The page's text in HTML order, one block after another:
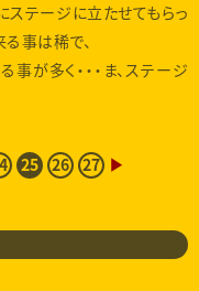
ステージに立たせてもらっ
事は稀で、
が多く・・・ま、ステージ
25 26 27 ▶